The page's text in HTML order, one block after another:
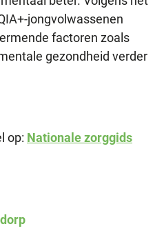
jongvolwassenen
factoren zoals
gezondheid verder
op: Nationale zorggids